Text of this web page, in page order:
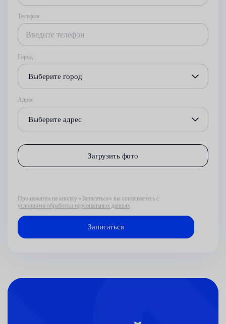
Телефон
Город
Выберите город
Адрес
Выберите адрес
Загрузить фото
При нажатии на кнопку «Записаться» вы соглашаетесь с
условиями обработки персональных данных